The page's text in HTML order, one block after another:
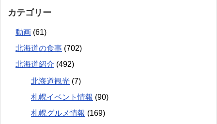
カテゴリー
動画 (61)
北海道の食事 (702)
北海道紹介 (492)
北海道観光 (7)
札幌イベント情報 (90)
札幌グルメ情報 (169)